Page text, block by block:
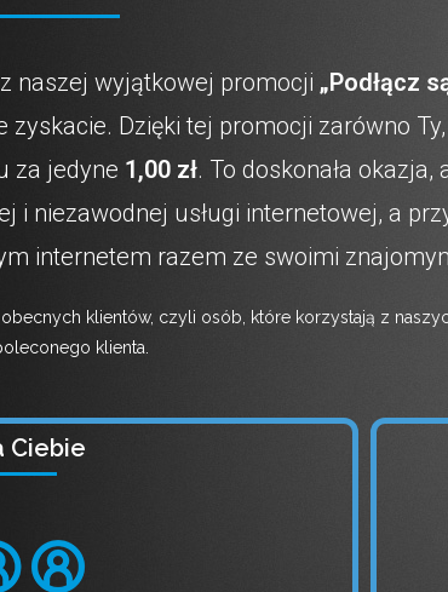
naszej wyjątkowej promocji „Podłącz
zyskacie. Dzięki tej promocji zarówno
za jedyne 1,00 zł. To doskonała
i niezawodnej usługi internetowej, a
internetem razem ze swoimi
klientów, czyli osób, które korzystają z
klienta.
Ciebie